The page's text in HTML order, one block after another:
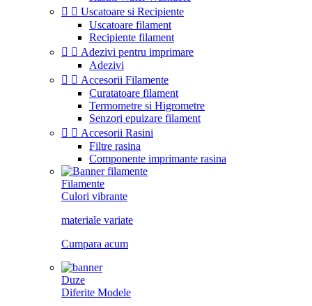
  Uscatoare si Recipiente
Uscatoare filament
Recipiente filament
  Adezivi pentru imprimare
Adezivi
  Accesorii Filamente
Curatatoare filament
Termometre si Higrometre
Senzori epuizare filament
  Accesorii Rasini
Filtre rasina
Componente imprimante rasina
Filamente
Culori vibrante
materiale variate
Cumpara acum
Duze
Diferite Modele